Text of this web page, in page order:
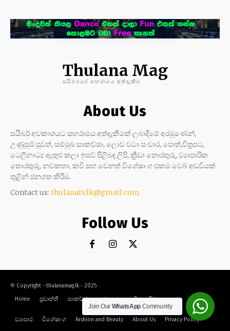
Thulana Mag
සයිබරයේ සඟරාමය අත්දැකීම
About Us
සයිබර් අවකාශයට සඟරාමය අත්දැකීමක් ලබාදීමේ අරමුණෙන්,
උණුසුම් පුවත්, සම්මුඛ සාකච්ඡා, ලොව වටා සංචාර, පොත්,චිත්‍රපට,
ටෙලිනාට්‍ය ඇතුළු කලා ඉසව් පිළිබඳ ලිපි, ක්‍රීඩා තොරතුරු, ව්‍යාපාරික
තොරතුරු, නවකතා, කවි සහ වෙනත් විශේෂාංග එකම වෙබ් අඩවියක්
තුළින් ජනගත කිරීම.
Contact us: thulanatv.lk@gmail.com
Follow Us
© Copyright - thulanamag.lk - 2025
Home
ප්‍රවෘත්ති සාකච්ඡා නවකතා කවි ක්‍රීඩා කලා සංචාර
ව්‍යාපාර විශේෂාංග Fashion and Beauty About Us Privacy Policy
Join Our WhatsAppCommunity